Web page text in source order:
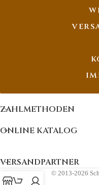
ZAHLMETHODEN
ONLINE KATALOG
VERSANDPARTNER
© 2013-2026